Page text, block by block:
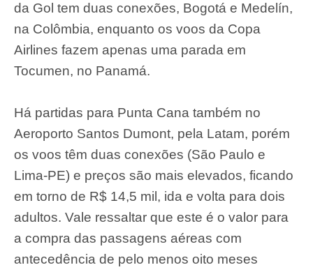
da Gol tem duas conexões, Bogotá e Medelín,
na Colômbia, enquanto os voos da Copa
Airlines fazem apenas uma parada em
Tocumen, no Panamá.
Há partidas para Punta Cana também no
Aeroporto Santos Dumont, pela Latam, porém
os voos têm duas conexões (São Paulo e
Lima-PE) e preços são mais elevados, ficando
em torno de R$ 14,5 mil, ida e volta para dois
adultos. Vale ressaltar que este é o valor para
a compra das passagens aéreas com
antecedência de pelo menos oito meses